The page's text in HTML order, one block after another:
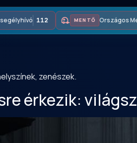
112 MENTŐ Országos
zenészek.
érkezik: